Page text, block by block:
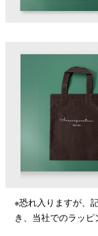
※恐れ入りますが、
き、当社でのラッピ